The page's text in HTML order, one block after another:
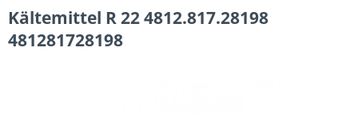
Kältemittel R 22 4812.817.28198
481281728198